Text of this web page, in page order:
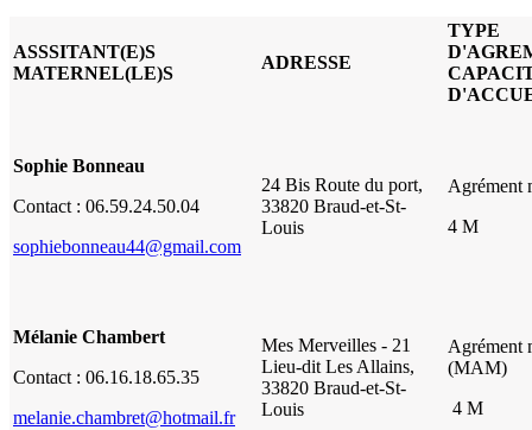
ASSSITANT(E)S
MATERNEL(LE)S
ADRESSE
TYPE
Sophie Bonneau
Contact : 06.59.24.50.04
sophiebonneau44@gmail.com
24 Bis Route du port,
33820 Braud-et-St-
Louis
Agrément
4 M
Mélanie Chambert
Contact : 06.16.18.65.35
melanie.chambret@hotmail.fr
Mes Merveilles - 21
Lieu-dit Les Allains,
33820 Braud-et-St-
Louis
Agrément
(MAM)
4 M